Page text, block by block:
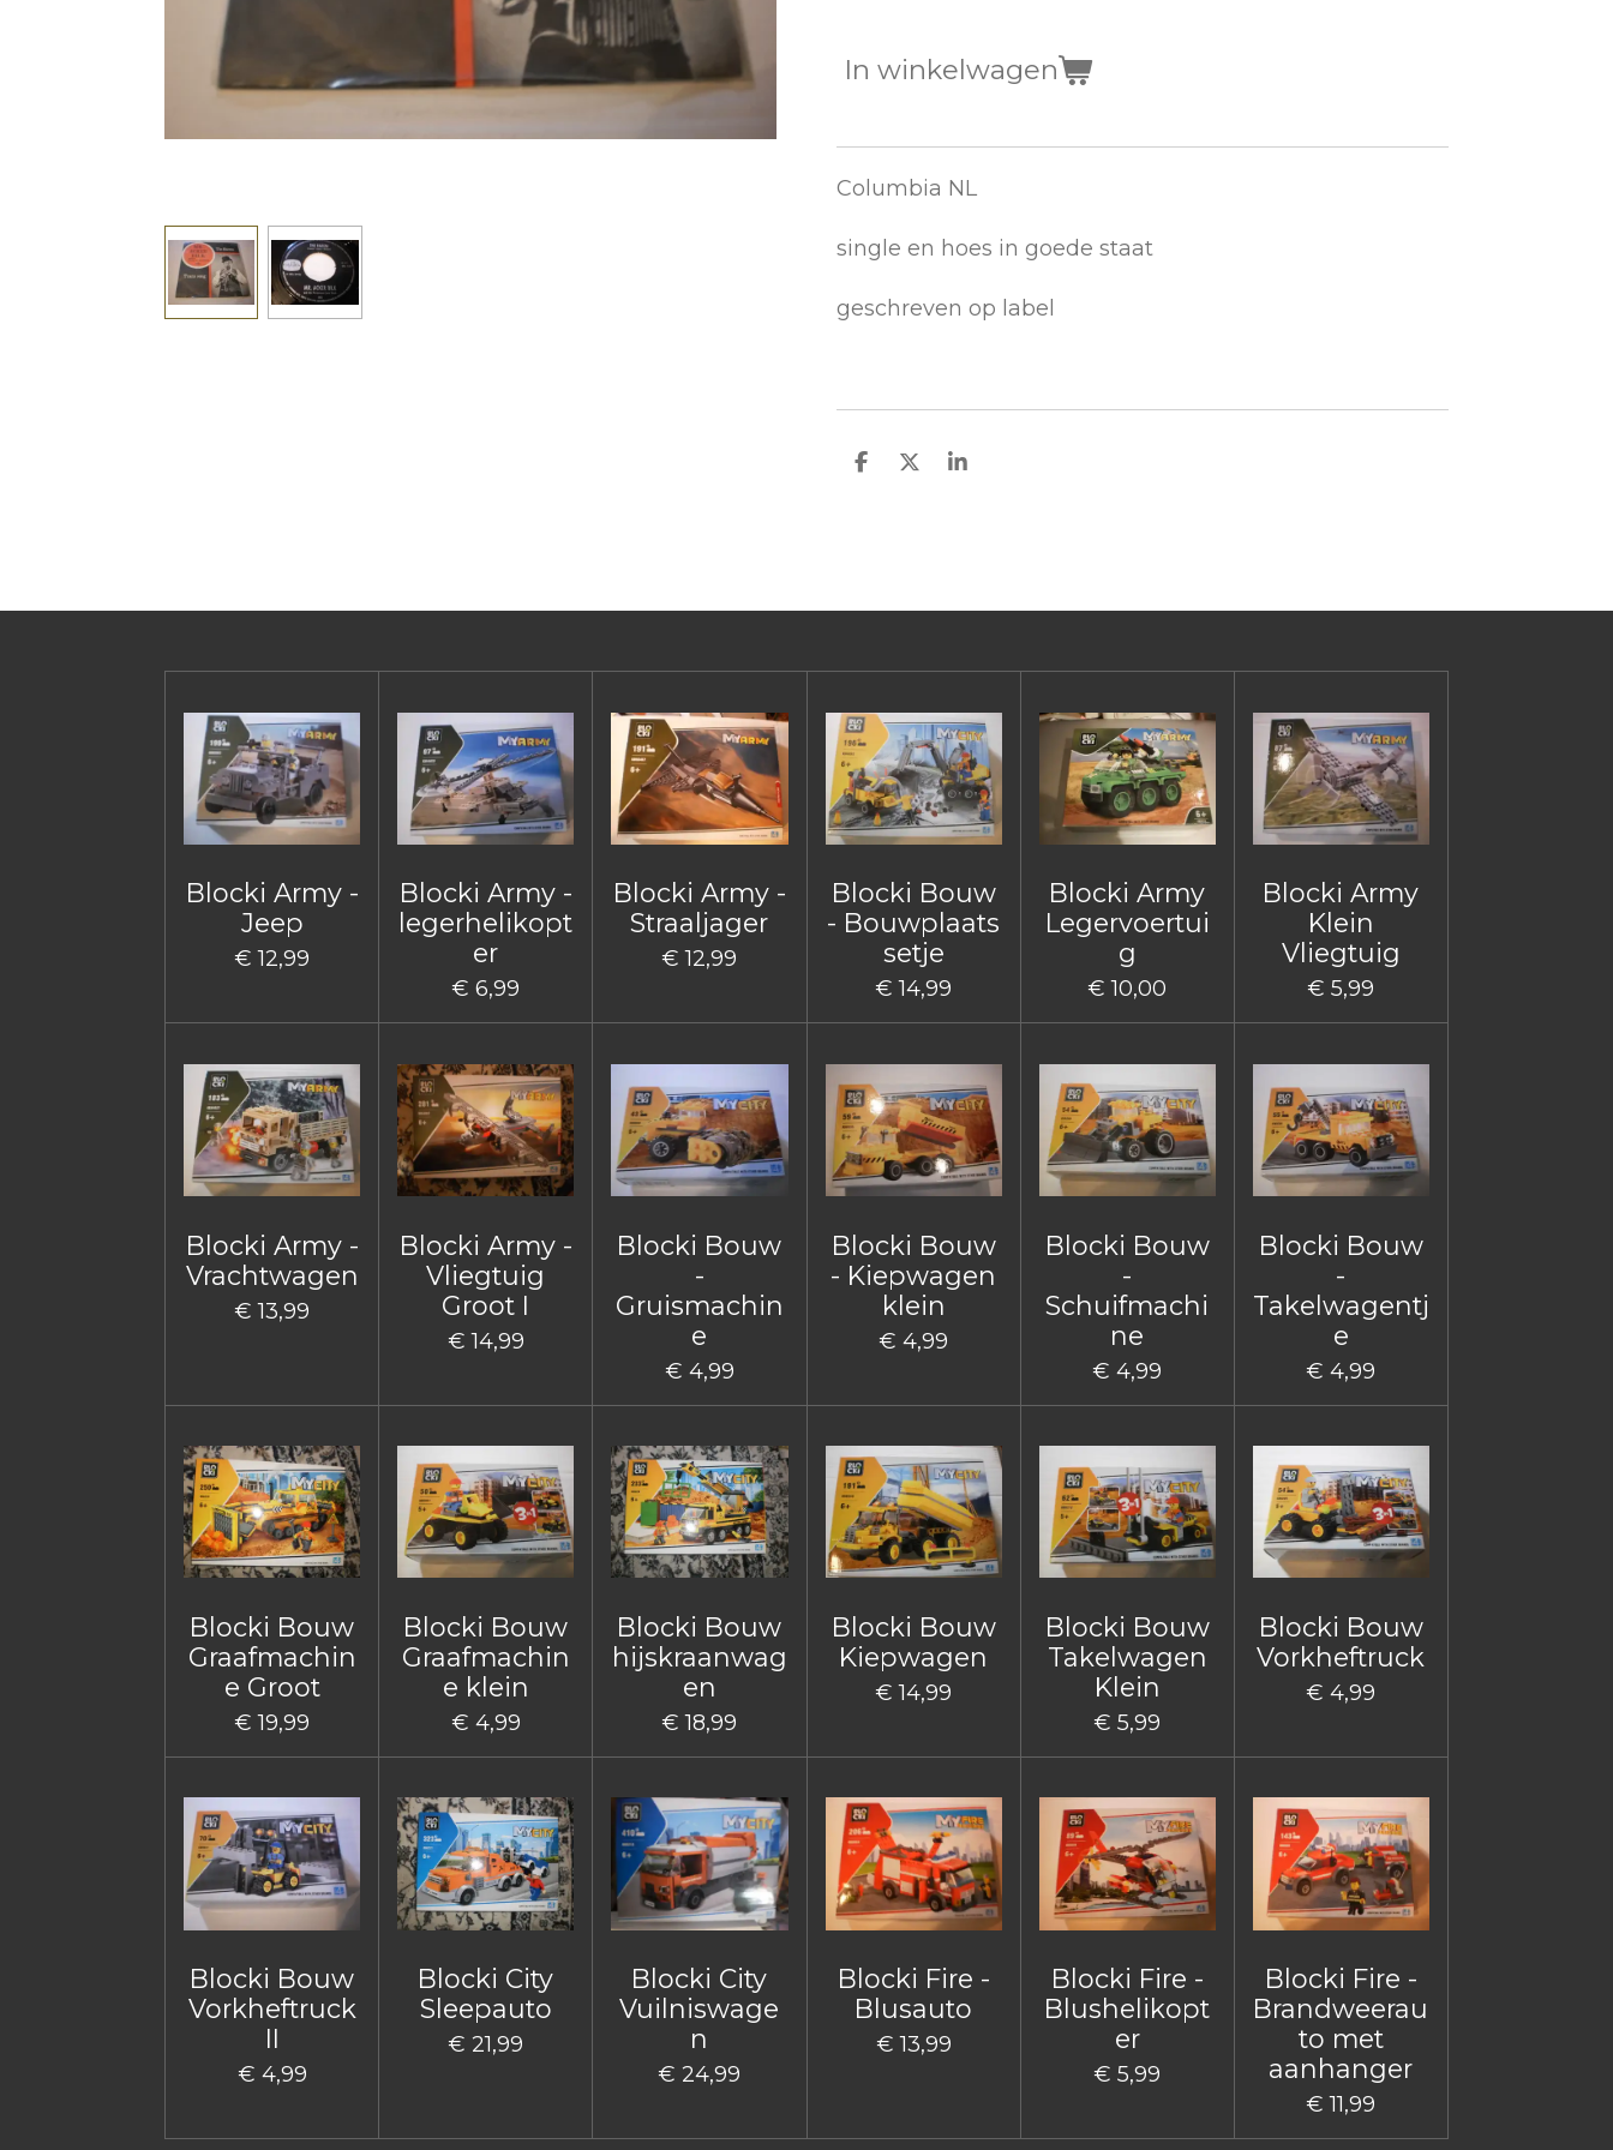
In winkelwagen
Columbia NL
single en hoes in goede staat
geschreven op label
D
D
S
Blocki Army -
Jeep
€ 12,99
Blocki Army -
legerhelikopt
er
€ 6,99
Blocki Army -
Straaljager
€ 12,99
Blocki Bouw
- Bouwplaats
setje
€ 14,99
Blocki Army
Legervoertui
g
€ 10,00
Blocki Army
Klein
Vliegtuig
€ 5,99
Blocki Army -
Vrachtwagen
€ 13,99
Blocki Army -
Vliegtuig
Groot I
€ 14,99
Blocki Bouw
-
Gruismachin
e
€ 4,99
Blocki Bouw
- Kiepwagen
klein
€ 4,99
Blocki Bouw
-
Schuifmachi
ne
€ 4,99
Blocki Bouw
-
Takelwagentj
e
€ 4,99
Blocki Bouw
Graafmachin
e Groot
€ 19,99
Blocki Bouw
Graafmachin
e klein
€ 4,99
Blocki Bouw
hijskraanwag
en
€ 18,99
Blocki Bouw
Kiepwagen
€ 14,99
Blocki Bouw
Takelwagen
Klein
€ 5,99
Blocki Bouw
Vorkheftruck
€ 4,99
Blocki Bouw
Vorkheftruck
II
€ 4,99
Blocki City
Sleepauto
€ 21,99
Blocki City
Vuilniswage
n
€ 24,99
Blocki Fire -
Blusauto
€ 13,99
Blocki Fire -
Blushelikopt
er
€ 5,99
Blocki Fire -
Brandweerau
to met
aanhanger
€ 11,99